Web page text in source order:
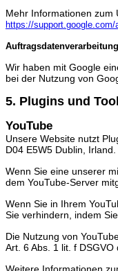
Mehr Informationen zum
https://
Auftragsdatenverarbeitung
Wir haben mit Google
bei der Nutzung von
5. Plugins und
YouTube
Unsere Website nutzt
D04 E5W5 Dublin, Irland.
Wenn Sie eine unserer
dem YouTube-Server
Wenn Sie in Ihrem
Sie verhindern, indem
Die Nutzung von
Art. 6 Abs. 1 lit. f DSGVO